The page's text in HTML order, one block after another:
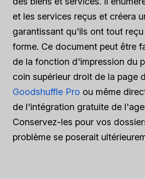
et les services reçus et créera
garantissant qu'ils ont tout
forme. Ce document peut être
de la fonction d'impression du
coin supérieur droit de la page
Goodshuffle Pro ou même
de l'intégration gratuite de
Conservez-les pour vos
problème se poserait